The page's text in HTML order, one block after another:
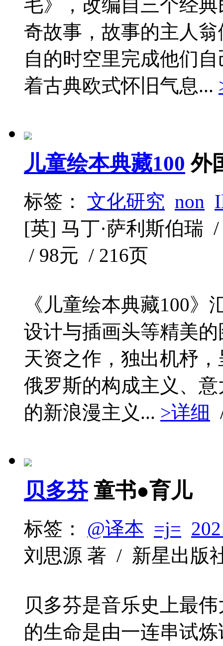
毛》，改编自三个经
奇故事，故事的主人
自的时空里完成他们
着古典欧式怀旧气息...
儿童绘本典藏100 外
标签： 文化研究 non
[英] 马丁·萨利斯伯瑞
/ 98元 / 216页
《儿童绘本典藏100
设计与插画头等精美
天资之作，独出机杼
俄罗斯的构成主义、
的新浪漫主义... >详细
贝多芬 童书●育儿
标签： @译本 =j=
刘思源 著 / 新星出版
贝多芬是音乐史上最
的生命是由一连串试